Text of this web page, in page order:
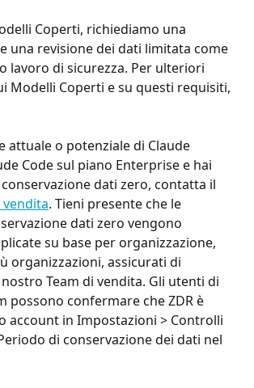
Coperti, richiediamo una
una revisione dei dati limitata come
lavoro di sicurezza. Per ulteriori
Modelli Coperti e su questi requisiti,
attuale o potenziale di Claude
Code sul piano Enterprise e hai
dati zero, contatta il
vendita. Tieni presente che le
dati zero vengono
su base per organizzazione,
organizzazioni, assicurati di
Team di vendita. Gli utenti di
possono confermare che ZDR è
account in Impostazioni > Controlli
di conservazione dei dati nel